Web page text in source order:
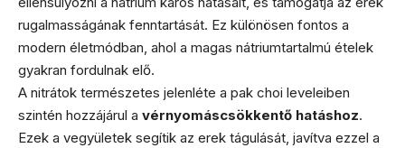
rugalmasságának fenntartását. Ez különösen fontos a
modern életmódban, ahol a magas nátriumtartalmú ételek
gyakran fordulnak elő.
A nitrátok természetes jelenléte a pak choi leveleiben
szintén hozzájárul a vérnyomáscsökkentő hatáshoz.
Ezek a vegyületek segítik az erek tágulását, javítva ezzel a